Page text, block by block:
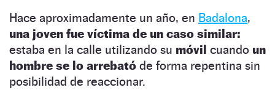
Hace aproximadamente un año, en Badalona,
una joven fue víctima de un caso similar:
estaba en la calle utilizando su móvil cuando un
hombre se lo arrebató de forma repentina sin
posibilidad de reaccionar.